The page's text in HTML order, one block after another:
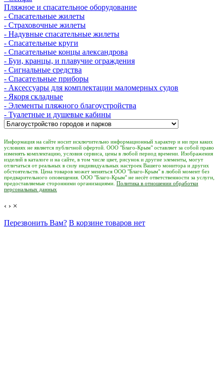
Пляжное и спасательное оборудование
- Спасательные жилеты
- Страховочные жилеты
- Надувные спасательные жилеты
- Спасательные круги
- Спасательные концы александрова
- Буи, кранцы, и плавучие ограждения
- Сигнальные средства
- Спасательные приборы
- Аксессуары для комплектации маломерных судов
- Якоря складные
- Элементы пляжного благоустройства
- Туалетные и душевые кабины
Информация на сайте носит исключительно информационный характер и ни при каких
условиях не является публичной офертой. ООО "Благо-Крым" оставляет за собой право
изменять комплектацию, условия сервиса, цены в любой период времени. Изображения
изделий в каталоге и на сайте, в том числе цвет, рисунок и другие элементы, могут
отличаться от реальных в силу индивидуальных настроек Вашего монитора и других
обстоятельств. Цена товаров может меняться ООО "Благо-Крым" в любой момент без
предварительного оповещения. ООО "Благо-Крым" не несёт ответственности за услуги,
предоставляемые сторонними организациями. Политика в отношении обработки
персональных данных
‹ › ×
Перезвонить Вам? В корзине товаров нет